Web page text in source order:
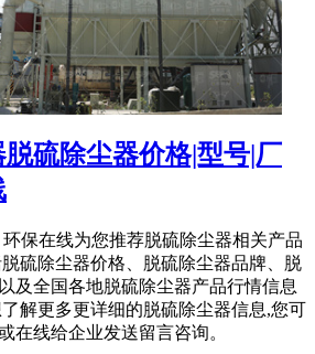
硫除尘器价格|型号|厂
保在线为您推荐脱硫除尘器相关产品
硫除尘器价格、脱硫除尘器品牌、脱
及全国各地脱硫除尘器产品行情信息
解更多更详细的脱硫除尘器信息,您可
在线给企业发送留言咨询。